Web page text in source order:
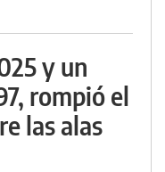
y un
rompió el
las alas